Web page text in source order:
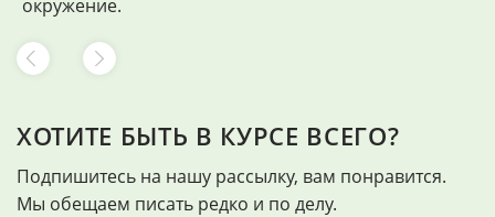
окружение.
ХОТИТЕ БЫТЬ В КУРСЕ ВСЕГО?
Подпишитесь на нашу рассылку, вам понравится.
Мы обещаем писать редко и по делу.